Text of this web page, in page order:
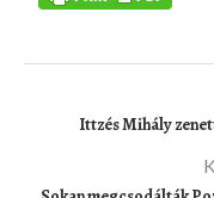
Ittzés Mihály